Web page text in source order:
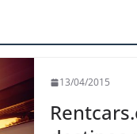
13/04/2015